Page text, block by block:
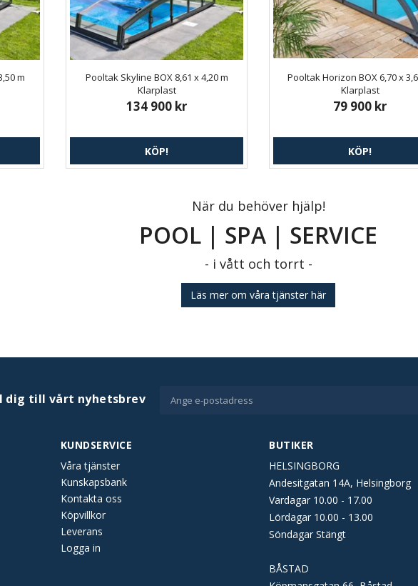
m
Pooltak Skyline BOX 8,61 x 4,20 m
Klarplast
134 900 kr
KÖP!
Pooltak Horizon BOX 6,70 x
Klarplast
79 900 kr
KÖP!
När du behöver hjälp!
POOL | SPA | SERVICE
- i vått och torrt -
Läs mer om våra tjänster här
dig till vårt nyhetsbrev
KUNDSERVICE
Våra tjänster
Kunskapsbank
Kontakta oss
Köpvillkor
Leverans
Logga in
BUTIKER
HELSINGBORG
Andesitgatan 14A, Helsingborg
Vardagar 10.00 - 17.00
Lördagar 10.00 - 13.00
Söndagar Stängt
BÅSTAD